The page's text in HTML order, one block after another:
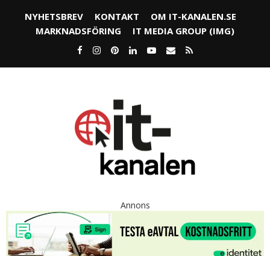
NYHETSBREV KONTAKT
OM IT-KANALEN.SE
MARKNADSFÖRING
IT MEDIA GROUP (IMG)
Annons